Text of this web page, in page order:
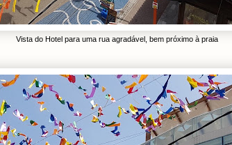
Vista do Hotel para uma rua agradável, bem próximo à praia